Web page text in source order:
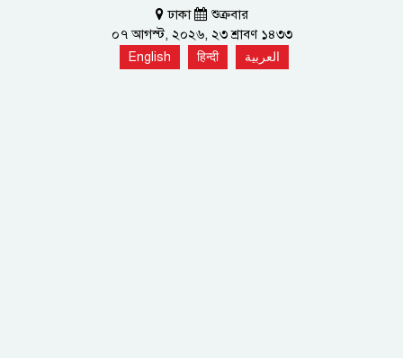
ঢাকা
শুক্রবার
০৭ আগস্ট, ২০২৬, ২৩ শ্রাবণ ১৪৩৩
English हिन्दी العربية